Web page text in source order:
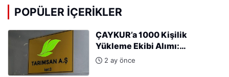
POPÜLER İÇERIKLER
ÇAYKUR’a 1000 Kişilik
Yükleme Ekibi Alımı:
Başvurular Başladı
2 ay önce